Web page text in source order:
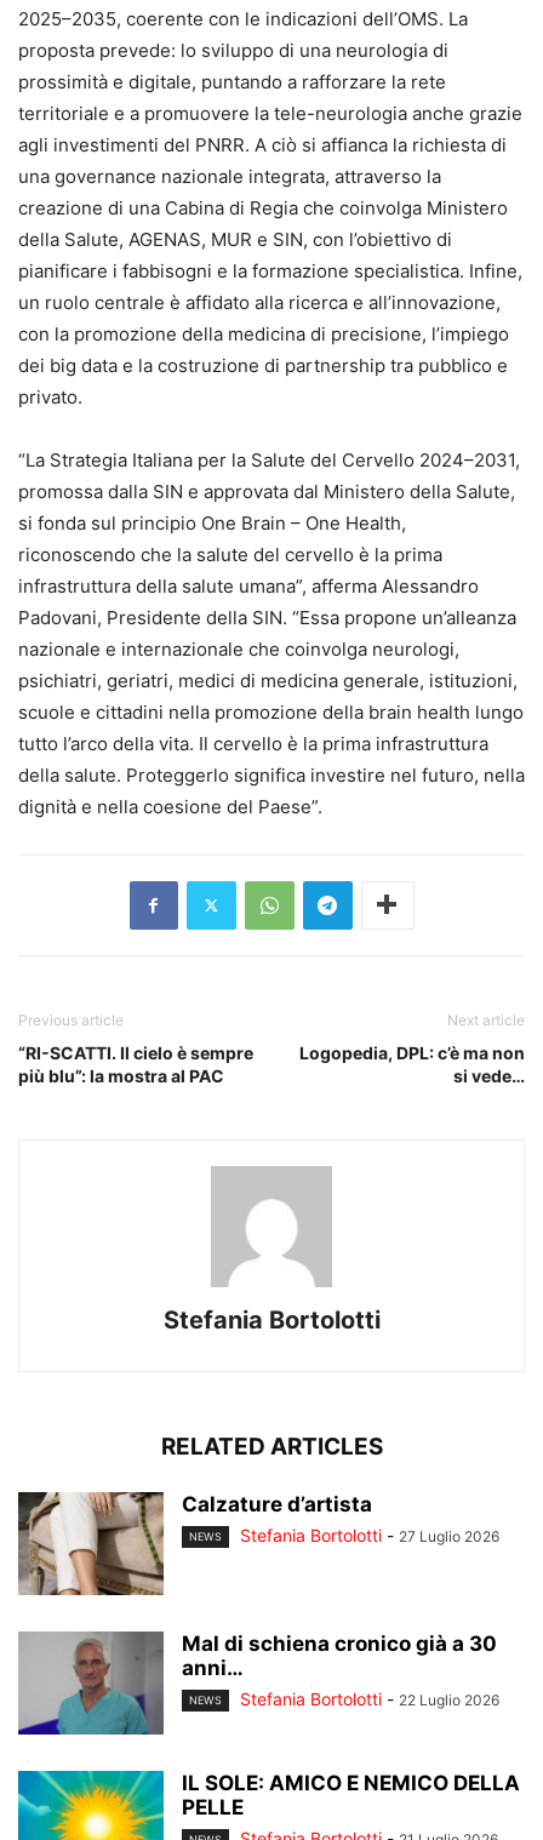
2025–2035, coerente con le indicazioni dell’OMS. La
proposta prevede: lo sviluppo di una neurologia di
prossimità e digitale, puntando a rafforzare la rete
territoriale e a promuovere la tele-neurologia anche grazie
agli investimenti del PNRR. A ciò si affianca la richiesta di
una governance nazionale integrata, attraverso la
creazione di una Cabina di Regia che coinvolga Ministero
della Salute, AGENAS, MUR e SIN, con l’obiettivo di
pianificare i fabbisogni e la formazione specialistica. Infine,
un ruolo centrale è affidato alla ricerca e all’innovazione,
con la promozione della medicina di precisione, l’impiego
dei big data e la costruzione di partnership tra pubblico e
privato.
“La Strategia Italiana per la Salute del Cervello 2024–2031,
promossa dalla SIN e approvata dal Ministero della Salute,
si fonda sul principio One Brain – One Health,
riconoscendo che la salute del cervello è la prima
infrastruttura della salute umana”, afferma Alessandro
Padovani, Presidente della SIN. “Essa propone un’alleanza
nazionale e internazionale che coinvolga neurologi,
psichiatri, geriatri, medici di medicina generale, istituzioni,
scuole e cittadini nella promozione della brain health lungo
tutto l’arco della vita. Il cervello è la prima infrastruttura
della salute. Proteggerlo significa investire nel futuro, nella
dignità e nella coesione del Paese”.
Previous article
“RI-SCATTI. Il cielo è sempre
più blu”: la mostra al PAC
Next article
Logopedia, DPL: c’è ma non
si vede…
Stefania Bortolotti
RELATED ARTICLES
Calzature d’artista
NEWS Stefania Bortolotti - 27 Luglio 2026
Mal di schiena cronico già a 30
anni…
NEWS Stefania Bortolotti - 22 Luglio 2026
IL SOLE: AMICO E NEMICO DELLA
PELLE